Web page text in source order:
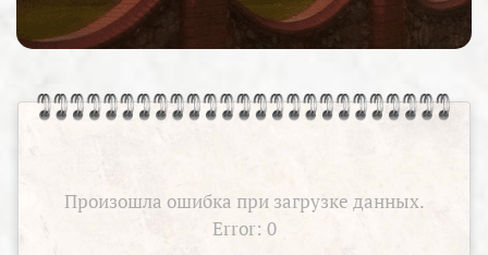
Произошла ошибка при загрузке данных.
Error: 0